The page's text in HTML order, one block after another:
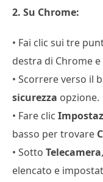
2. Su Chrome:
• Fai clic sui tre
destra di Chrome e
• Scorrere verso il
sicurezza opzione.
• Fare clic
basso per trovare
• Sotto Telecamera
elencato e